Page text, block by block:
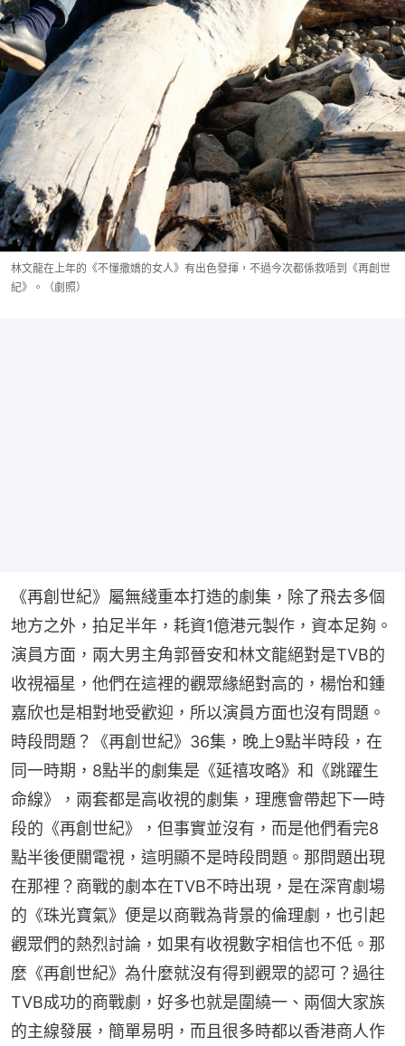
林文龍在上年的《不懂撒嬌的女人》有出色發揮，不過今次都係救唔到《再創世
紀》。（劇照）
《再創世紀》屬無綫重本打造的劇集，除了飛去多個
地方之外，拍足半年，耗資1億港元製作，資本足夠。
演員方面，兩大男主角郭晉安和林文龍絕對是TVB的
收視福星，他們在這裡的觀眾緣絕對高的，楊怡和鍾
嘉欣也是相對地受歡迎，所以演員方面也沒有問題。
時段問題？《再創世紀》36集，晚上9點半時段，在
同一時期，8點半的劇集是《延禧攻略》和《跳躍生
命線》，兩套都是高收視的劇集，理應會帶起下一時
段的《再創世紀》，但事實並沒有，而是他們看完8
點半後便關電視，這明顯不是時段問題。那問題出現
在那裡？商戰的劇本在TVB不時出現，是在深宵劇場
的《珠光寶氣》便是以商戰為背景的倫理劇，也引起
觀眾們的熱烈討論，如果有收視數字相信也不低。那
麼《再創世紀》為什麼就沒有得到觀眾的認可？過往
TVB成功的商戰劇，好多也就是圍繞一、兩個大家族
的主線發展，簡單易明，而且很多時都以香港商人作